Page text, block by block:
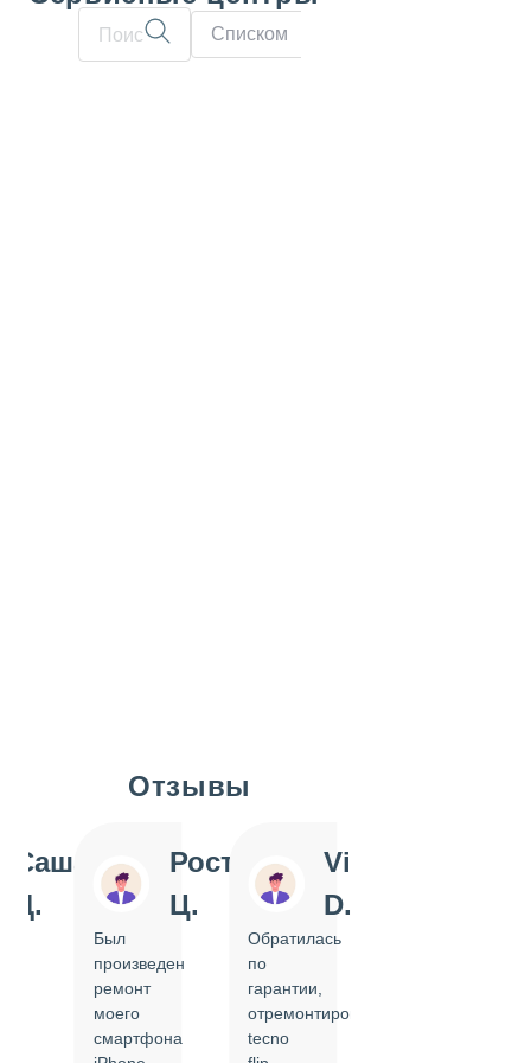
Списком
Отзывы
Саша
Д.
Ростислав
Ц.
Был
произведен
ремонт
моего
смартфона
Vi
D.
Обратилась
по
гарантии,
отремонтировать
tecno